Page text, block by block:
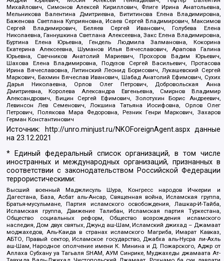
Михайлович, Симонов Алексей Кириллович, Флиге Ирина Анатольевна,
Мельникова Валентина Дмитриевна, Вититинова Елена Владимировна,
Баженова Светлана Куприяновна, Исаев Сергей Владимирович, Максимов
Сергей Владимирович, Беляев Сергей Иванович, Голубева Елена
Николаевна, Ганнушкина Светлана Алексеевна, Закс Елена Владимировна,
Буртина Елена Юрьевна, Гендель Людмила Залмановна, Кокорина
Екатерина Алексеевна, Шуманов Илья Вячеславович, Арапова Галина
Юрьевна, Свечников Анатолий Мариевич, Прохоров Вадим Юрьевич,
Шахова Елена Владимировна, Подузов Сергей Васильевич, Протасова
Ирина Вячеславовна, Литинский Леонид Борисович, Лукашевский Сергей
Маркович, Бахмин Вячеслав Иванович, Шабад Анатолий Ефимович, Сухих
Дарья Николаевна, Орлов Олег Петрович, Добровольская Анна
Дмитриевна, Королева Александра Евгеньевна, Смирнов Владимир
Александрович, Вицин Сергей Ефимович, Золотухин Борис Андреевич,
Левинсон Лев Семенович, Локшина Татьяна Иосифовна, Орлов Олег
Петрович, Полякова Мара Федоровна, Резник Генри Маркович, Захаров
Герман Константинович
Источник: http://unro.minjust.ru/NKOForeignAgent.aspxданные
на23.12.2021
* Единый федеральный список организаций, в том числе
иностранных и международных организаций, признанных в
соответствии с законодательством Российской Федерации
террористическими:
Высший военный Маджлисуль Шура, Конгресс народов Ичкерии и
Дагестана, База, Асбат аль-Ансар, Священная война, Исламская группа,
Братья-мусульмане, Партия исламского освобождения, Лашкар-И-Тайба,
Исламская группа, Движение Талибан, Исламская партия Туркестана,
Общество социальных реформ, Общество возрождения исламского
наследия, Дом двух святых, Джунд аш-Шам, Исламский джихад – Джамаат
моджахедов, Аль-Каида в странах исламского Магриба, Имарат Кавказ,
АБТО, Правый сектор, Исламское государство, Джабха аль-Нусра ли-Ахль
аш-Шам, Народное ополчение имени К. Минина и Д. Пожарского, Аджр от
Аллаха Субхану уа Тагьаля SHAM, АУМ Синрике, Муджахеды джамаата Ат-